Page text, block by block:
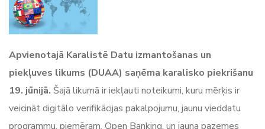
Apvienotajā Karalistē Datu izmantošanas un
piekļuves likums (DUAA) saņēma karalisko piekrišanu
19. jūnijā. Šajā likumā ir iekļauti noteikumi, kuru mērķis ir
veicināt digitālo verifikācijas pakalpojumu, jaunu vieddatu
programmu, piemēram, Open Banking, un jauna pazemes